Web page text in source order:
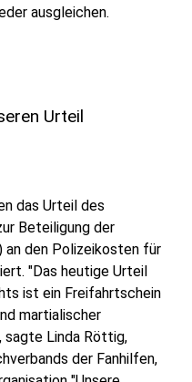
ausgleichen.
Urteil
das Urteil des
Beteiligung der
an den Polizeikosten für
"Das heutige Urteil
ist ein Freifahrtschein
martialischer
Linda Röttig,
der Fanhilfen,